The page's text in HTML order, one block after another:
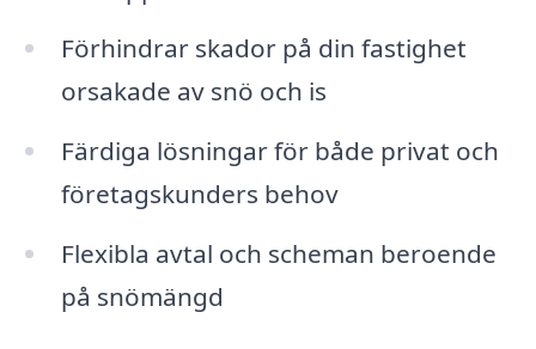
Förhindrar skador på din fastighet
orsakade av snö och is
Färdiga lösningar för både privat och
företagskunders behov
Flexibla avtal och scheman beroende
på snömängd